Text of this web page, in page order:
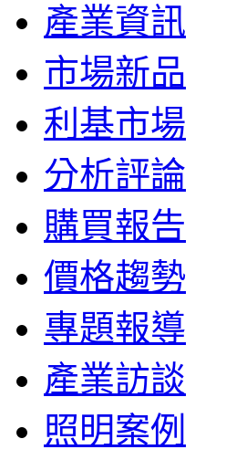
產業資訊
市場新品
利基市場
分析評論
購買報告
價格趨勢
專題報導
產業訪談
照明案例